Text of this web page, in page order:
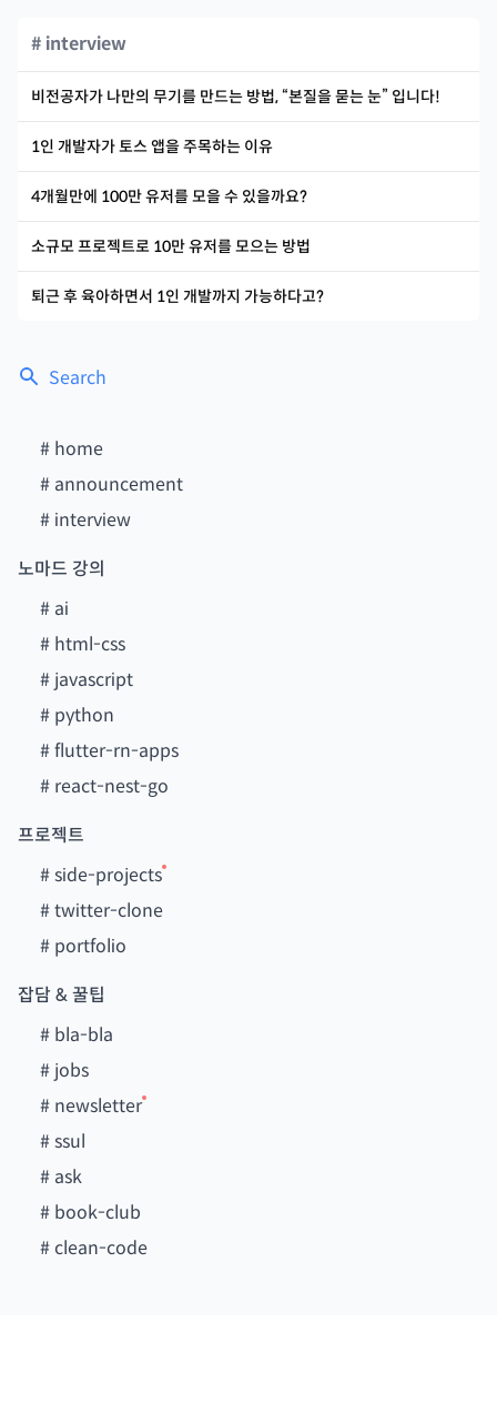
Search
# home
# announcement
# interview
노마드 강의
# ai
# html-css
# javascript
# python
#flutter-rn-apps
# react-nest-go
프로젝트
#side-projects
#twitter-clone
# portfolio
잡담 & 꿀팁
# bla-bla
# jobs
# newsletter
#ssul
# ask
# book-club
#clean-code
# interview
비전공자가 나만의 무기를 만드는 방법, “본질을 묻는 눈” 입니다!
1인 개발자가 토스 앱을 주목하는 이유
4개월만에 100만 유저를 모을 수 있을까요?
소규모 프로젝트로 10만 유저를 모으는 방법
퇴근 후 육아하면서 1인 개발까지 가능하다고?